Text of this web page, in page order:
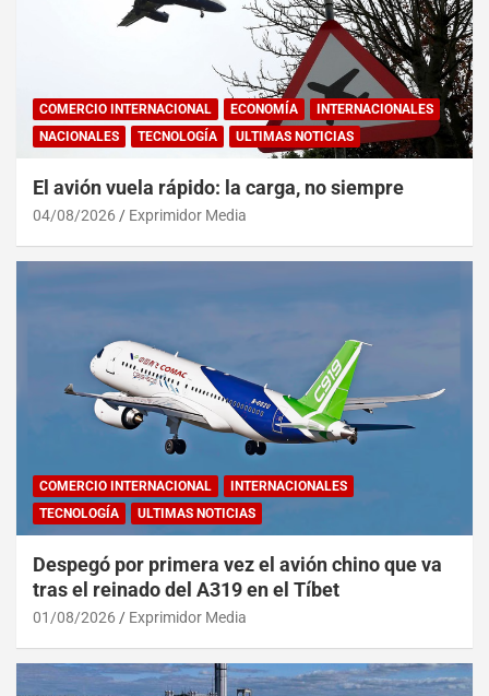
COMERCIO INTERNACIONAL ECONOMÍA
INTERNACIONALES
NACIONALES
TECNOLOGÍA ULTIMAS NOTICIAS
El avión vuela rápido: la carga, no siempre
04/08/2026 Exprimidor Media
COMERCIO INTERNACIONAL
INTERNACIONALES
TECNOLOGÍA
ULTIMAS NOTICIAS
Despegó por primera vez el avión chino que va
tras el reinado del A319 en el Tíbet
01/08/2026 Exprimidor Media